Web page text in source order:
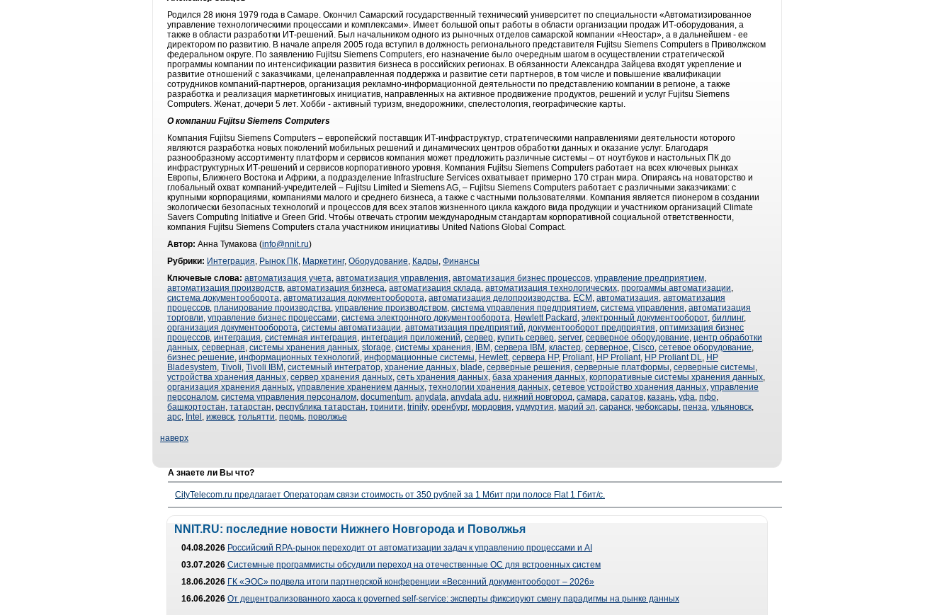
Родился 28 июня 1979 года в Самаре. Окончил Самарский государственный технический университет по специальности «Автоматизированное
управление технологическими процессами и комплексами». Имеет большой опыт работы в области организации продаж ИТ-оборудования, а
также в области разработки ИТ-решений. Был начальником одного из рыночных отделов самарской компании «Неостар», а в дальнейшем - ее
директором по развитию. В начале апреля 2005 года вступил в должность регионального представителя Fujitsu Siemens Computers в Приволжском
федеральном округе. По заявлению Fujitsu Siemens Computers, его назначение было очередным шагом в осуществлении стратегической
программы компании по интенсификации развития бизнеса в российских регионах. В обязанности Александра Зайцева входят укрепление и
развитие отношений с заказчиками, целенаправленная поддержка и развитие сети партнеров, в том числе и повышение квалификации
сотрудников компаний-партнеров, организация рекламно-информационной деятельности по представлению компании в регионе, а также
разработка и реализация маркетинговых инициатив, направленных на активное продвижение продуктов, решений и услуг Fujitsu Siemens
Computers. Женат, дочери 5 лет. Хобби - активный туризм, внедорожники, спелестология, географические карты.
О компании Fujitsu Siemens Computers
Компания Fujitsu Siemens Computers – европейский поставщик ИТ-инфраструктур, стратегическими направлениями деятельности которого
являются разработка новых поколений мобильных решений и динамических центров обработки данных и оказание услуг. Благодаря
разнообразному ассортименту платформ и сервисов компания может предложить различные системы – от ноутбуков и настольных ПК до
инфраструктурных ИТ-решений и сервисов корпоративного уровня. Компания Fujitsu Siemens Computers работает на всех ключевых рынках
Европы, Ближнего Востока и Африки, а подразделение Infrastructure Services охватывает примерно 170 стран мира. Опираясь на новаторство и
глобальный охват компаний-учредителей – Fujitsu Limited и Siemens AG, – Fujitsu Siemens Computers работает с различными заказчиками: с
крупными корпорациями, компаниями малого и среднего бизнеса, а также с частными пользователями. Компания является пионером в создании
экологически безопасных технологий и процессов для всех этапов жизненного цикла каждого вида продукции и участником организаций Climate
Savers Computing Initiative и Green Grid. Чтобы отвечать строгим международным стандартам корпоративной социальной ответственности,
компания Fujitsu Siemens Computers стала участником инициативы United Nations Global Compact.
Автор: Анна Тумакова (info@nnit.ru)
Рубрики: Интеграция, Рынок ПК, Маркетинг, Оборудование, Кадры, Финансы
Ключевые слова: автоматизация учета, автоматизация управления, автоматизация бизнес процессов, управление предприятием,
автоматизация производств, автоматизация бизнеса, автоматизация склада, автоматизация технологических, программы автоматизации,
система документооборота, автоматизация документооборота, автоматизация делопроизводства, ECM , автоматизация, автоматизация
процессов, планирование производства, управление производством, система управления предприятием, система управления, автоматизация
торговли, управление бизнес процессами, система электронного документооборота, Hewlett Packard , электронный документооборот, биллинг,
организация документооборота, системы автоматизации, автоматизация предприятий, документооборот предприятия, оптимизация бизнес
процессов, интеграция, системная интеграция, интеграция приложений, сервер, купить сервер, server, серверное оборудование, центр обработки
данных, серверная, системы хранения данных, storage, системы хранения, IBM , сервера IBM , кластер, серверное, Cisco, сетевое оборудование,
бизнес решение, информационных технологий, информационные системы, Hewlett, сервера HP, Proliant, HP Proliant, HP Proliant DL, HP
Bladesystem, Tivoli, Tivoli IBM , системный интегратор, хранение данных, blade, серверные решения, серверные платформы, серверные системы,
устройства хранения данных, сервер хранения данных, сеть хранения данных, база хранения данных, корпоративные системы хранения данных,
организация хранения данных, управление хранением данных, технологии хранения данных, сетевое устройство хранения данных, управление
персоналом, система управления персоналом, documentum, anydata, anydata adu, нижний новгород, самара, саратов, казань, уфа, пфо,
башкортостан, татарстан, республика татарстан, тринити, trinity, оренбург, мордовия, удмуртия, марий эл, саранск, чебоксары, пенза, ульяновск,
apc, Intel , ижевск, тольятти, пермь, поволжье
наверх
А знаете ли Вы что?
CityTelecom.ru предлагает Операторам связи стоимость от 350 рублей за 1 Мбит при полосе Flat 1 Гбит/с.
NNIT.RU: последние новости Нижнего Новгорода и Поволжья
04.08.2026 Российский RPA-рынок переходит от автоматизации задач к управлению процессами и AI
03.07.2026 Системные программисты обсудили переход на отечественные ОС для встроенных систем
18.06.2026 ГК «ЭОС» подвела итоги партнерской конференции «Весенний документооборот – 2026»
16.06.2026 От децентрализованного хаоса к governed self-service: эксперты фиксируют смену парадигмы на рынке данных